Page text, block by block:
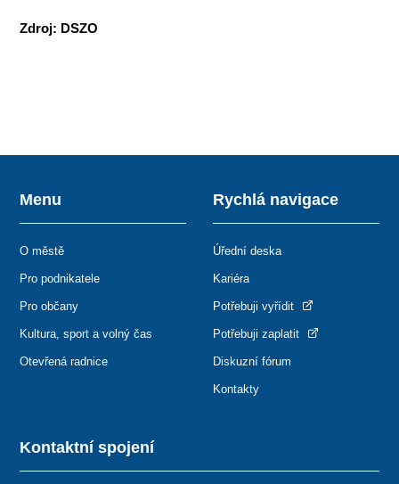
Zdroj: DSZO
Kontaktní spojení
Menu
O městě
Pro podnikatele
Pro občany
Kultura, sport a volný čas
Otevřená radnice
Rychlá navigace
Úřední deska
Kariéra
Potřebuji vyřídit
Potřebuji zaplatit
Diskuzní fórum
Kontakty